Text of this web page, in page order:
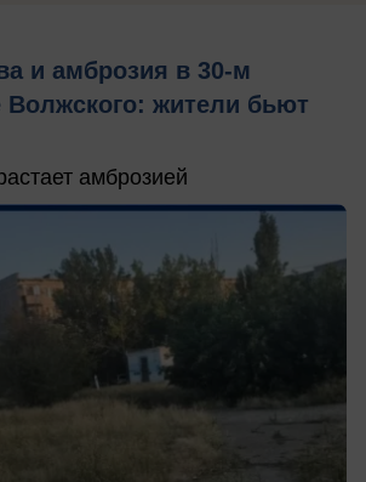
и амброзия в 30‑м
Волжского: жители бьют
амброзией